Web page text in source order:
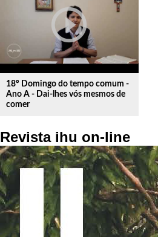
play_circle_outline
18º Domingo do tempo comum -
Ano A - Dai-lhes vós mesmos de
comer
Revista ihu on-line